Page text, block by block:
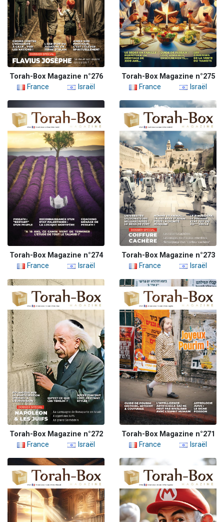
Torah-Box Magazine n°276
France
Israël
Torah-Box Magazine n°275
France
Israël
Torah-Box Magazine n°274
France
Israël
Torah-Box Magazine n°273
France
Israël
Torah-Box Magazine n°272
France
Israël
Torah-Box Magazine n°271
France
Israël